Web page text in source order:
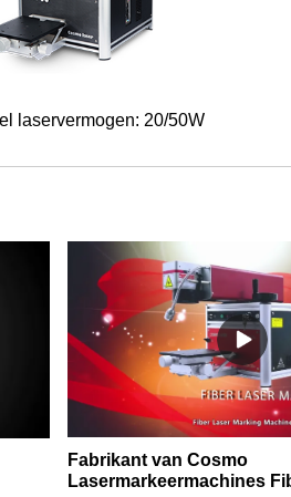
laservermogen: 20/50W
Fabrikant van Cosmo
Lasermarkeermachines